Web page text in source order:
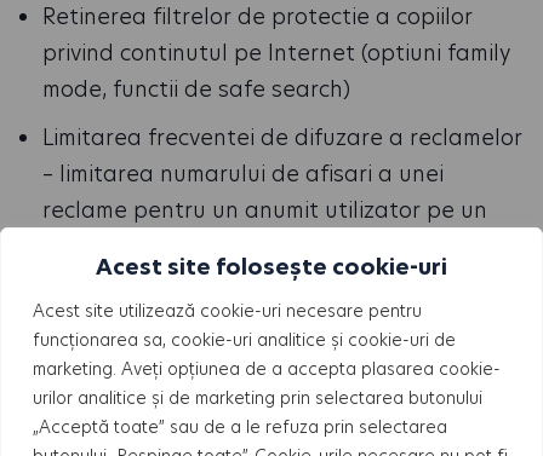
Acest site folosește cookie-uri
Acest site utilizează cookie-uri necesare pentru
funcționarea sa, cookie-uri analitice și cookie-uri de
marketing. Aveți opțiunea de a accepta plasarea cookie-
urilor analitice și de marketing prin selectarea butonului
„Acceptă toate” sau de a le refuza prin selectarea
Retinerea filtrelor de protectie a copiilor
privind continutul pe Internet (optiuni family
mode, functii de safe search)
Limitarea frecventei de difuzare a reclamelor
– limitarea numarului de afisari a unei
reclame pentru un anumit utilizator pe un
pentru utilizator.
Masurarea, optimizare si caracteristicile de
analytics – cum ar fi confirmarea unui anumit